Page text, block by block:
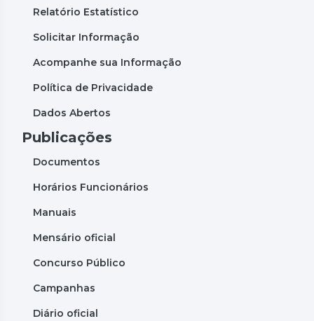
Relatório Estatístico
Solicitar Informação
Acompanhe sua Informação
Política de Privacidade
Dados Abertos
Publicações
Documentos
Horários Funcionários
Manuais
Mensário oficial
Concurso Público
Campanhas
Diário oficial